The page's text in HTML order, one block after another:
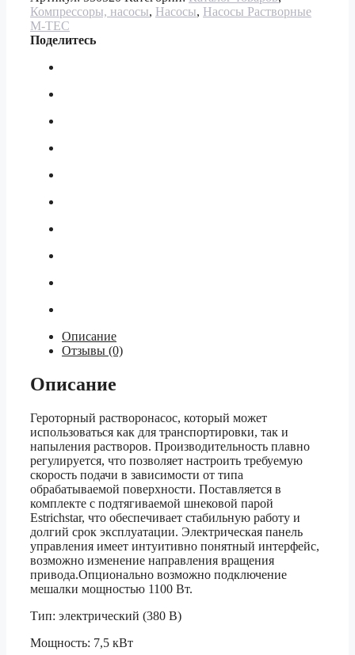
Компрессоры, насосы, Насосы, Насосы Растворные
M-TEC
Поделитесь
Описание
Отзывы (0)
Описание
Героторный растворонасос, который может
использоваться как для транспортировки, так и
напыления растворов. Производительность плавно
регулируется, что позволяет настроить требуемую
скорость подачи в зависимости от типа
обрабатываемой поверхности. Поставляется в
комплекте с подтягиваемой шнековой парой
Estrichstar, что обеспечивает стабильную работу и
долгий срок эксплуатации. Электрическая панель
управления имеет интуитивно понятный интерфейс,
возможно изменение направления вращения
привода.Опционально возможно подключение
мешалки мощностью 1100 Вт.
Тип: электрический (380 В)
Мощность: 7,5 кВт